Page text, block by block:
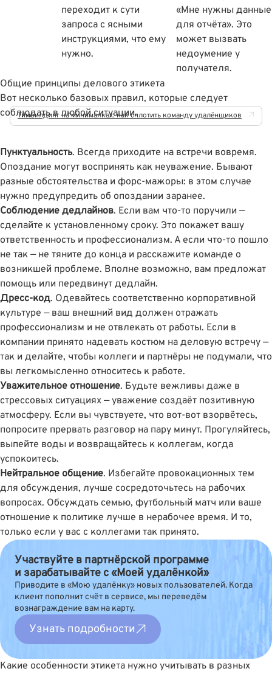
переходит к сути
запроса с ясными
инструкциями, что ему
нужно.
«Мне нужны данные
для отчёта». Это
может вызвать
недоумение у
получателя.
Общие принципы делового этикета
Вот несколько базовых правил, которые следует
соблюдать в любой ситуации.
Тимбилдинг на минималках: как сплотить команду удалёнщиков
Пунктуальность. Всегда приходите на встречи вовремя.
Опоздание могут воспринять как неуважение. Бывают
разные обстоятельства и форс-мажоры: в этом случае
нужно предупредить об опоздании заранее.
Соблюдение дедлайнов. Если вам что-то поручили —
сделайте к установленному сроку. Это покажет вашу
ответственность и профессионализм. А если что-то пошло
не так — не тяните до конца и расскажите команде о
возникшей проблеме. Вполне возможно, вам предложат
помощь или передвинут дедлайн.
Дресс-код. Одевайтесь соответственно корпоративной
культуре — ваш внешний вид должен отражать
профессионализм и не отвлекать от работы. Если в
компании принято надевать костюм на деловую встречу —
так и делайте, чтобы коллеги и партнёры не подумали, что
вы легкомысленно относитесь к работе.
Уважительное отношение. Будьте вежливы даже в
стрессовых ситуациях — уважение создаёт позитивную
атмосферу. Если вы чувствуете, что вот-вот взорвётесь,
попросите прервать разговор на пару минут. Прогуляйтесь,
выпейте воды и возвращайтесь к коллегам, когда
успокоитесь.
Нейтральное общение. Избегайте провокационных тем
для обсуждения, лучше сосредоточьтесь на рабочих
вопросах. Обсуждать семью, футбольный матч или ваше
отношение к политике лучше в нерабочее время. И то,
только если у вас с коллегами так принято.
Участвуйте в партнёрской программе
и зарабатывайте с «Моей удалёнкой»
Приводите в «Мою удалёнку» новых пользователей. Когда
клиент пополнит счёт в сервисе, мы переведём
вознаграждение вам на карту.
Узнать подробности
Какие особенности этикета нужно учитывать в разных